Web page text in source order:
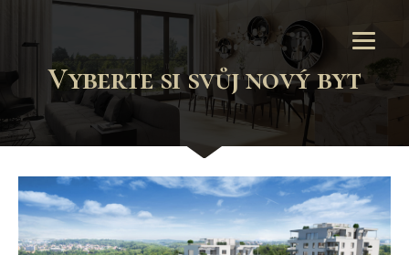
Vyberte si svůj nový byt